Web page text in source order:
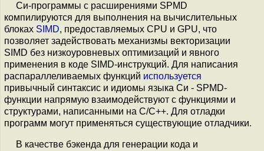
Си-программы с расширениями SPMD
компилируются для выполнения на вычислительных
блоках SIMD, предоставляемых CPU и GPU, что
позволяет задействовать механизмы векторизации
SIMD без низкоуровневых оптимизаций и явного
применения в коде SIMD-инструкций. Для написания
распараллеливаемых функций используется
привычный синтаксис и идиомы языка Си - SPMD-
функции напрямую взаимодействуют с функциями и
структурами, написанными на C/C++. Для отладки
программ могут применяться существующие отладчики.
В качестве бэкенда для генерации кода и